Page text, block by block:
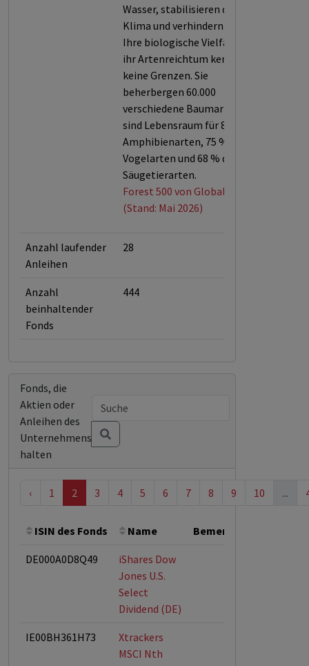
Wasser, stabilisieren das
Klima und verhindern Erosion.
Ihre biologische Vielfalt und
ihr Artenreichtum kennen
keine Grenzen. Sie
beherbergen 60.000
verschiedene Baumarten und
sind Lebensraum für 80 % der
Amphibienarten, 75 % der
Vogelarten und 68 % der
Säugetierarten.
Forest 500 von Global Canopy
(Stand: Mai 2026)
Anzahl laufender
Anleihen
28
Anzahl
beinhaltender
Fonds
444
Fonds, die
Aktien oder
Anleihen des
Unternehmens
halten
‹ 1 2 3 4 5 6 7 8 9 10 ...
ISIN des Fonds Name Bemerkung
DE000A0D8Q49
iShares Dow
Jones U.S.
Select
Dividend (DE)
IE00BH361H73
Xtrackers
MSCI Nth